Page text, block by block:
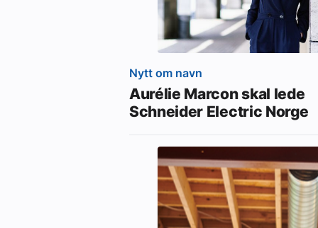
Nytt om navn
Aurélie Marcon skal lede
Schneider Electric Norge